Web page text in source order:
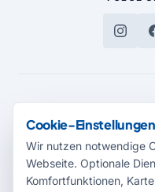
MEDIENPARTNER
Cookie-Einstellungen
Wir nutzen notwendige
Webseite. Optionale
Komfortfunktionen,